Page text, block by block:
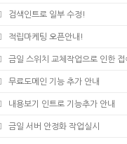
검색인트로 일부 수정!
적립마케팅 오픈안내!
금일 스위치 교체작업으로 인한 접
무료도메인 기능 추가 안내
내용보기 인트로 기능추가 안내
금일 서버 안정화 작업실시